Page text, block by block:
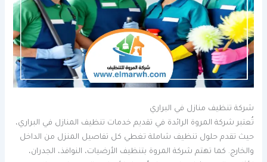
شركة تنظيف منازل في البراري
تُعتبر شركة المروة الرائدة في تقديم خدمات تنظيف المنازل في البراري،
حيث تقدم حلول تنظيف شاملة تغطي كل تفاصيل المنزل من الداخل
والخارج. كما تهتم شركة المروة بتنظيف الأرضيات، النوافذ، الجدران،